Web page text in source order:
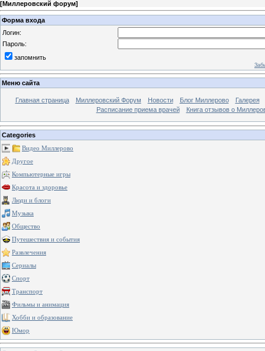
[Миллеровский форум]
Форма входа
Логин:
Пароль:
запомнить
Меню сайта
Главная страница Миллеровский Форум Новости Блог Миллерово
Галерея
Расписание приема врачей
Книга отзывов о
Categories
Видео Миллерово
Другое
Компьютерные игры
Красота и здоровье
Люди и блоги
Музыка
Общество
Путешествия и события
Развлечения
Сериалы
Спорт
Транспорт
Фильмы и анимация
Хобби и образование
Юмор